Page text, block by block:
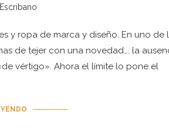
y ropa de marca y diseño. En uno de
de tejer con una novedad…. la
vértigo». Ahora el límite lo pone el